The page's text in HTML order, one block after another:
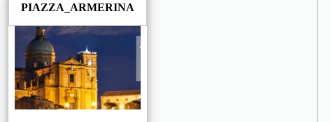
PIAZZA_ARMERINA